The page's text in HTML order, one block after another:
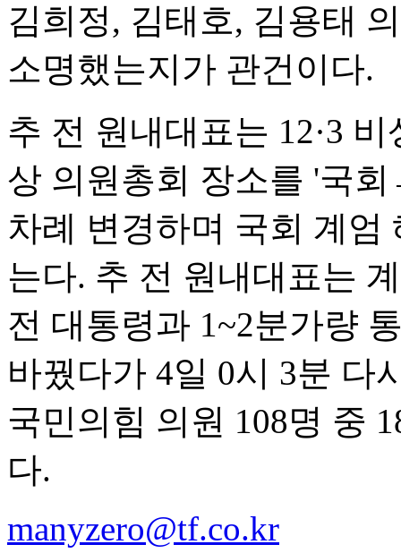
김희정, 김태호, 김용태
소명했는지가 관건이다.
추 전 원내대표는 12·3
상 의원총회 장소를 '국
차례 변경하며 국회 계엄
는다. 추 전 원내대표는
전 대통령과 1~2분가량
바꿨다가 4일 0시 3분 다
국민의힘 의원 108명 중
다.
manyzero@tf.co.kr